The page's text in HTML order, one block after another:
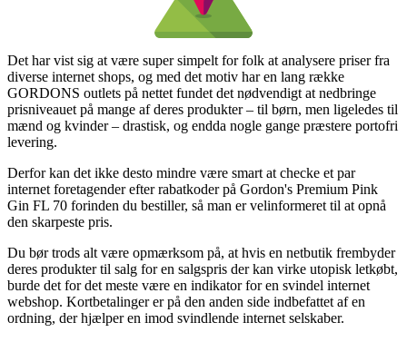
Det har vist sig at være super simpelt for folk at analysere priser fra
diverse internet shops, og med det motiv har en lang række
GORDONS outlets på nettet fundet det nødvendigt at nedbringe
prisniveauet på mange af deres produkter – til børn, men ligeledes til
mænd og kvinder – drastisk, og endda nogle gange præstere portofri
levering.
Derfor kan det ikke desto mindre være smart at checke et par
internet foretagender efter rabatkoder på Gordon's Premium Pink
Gin FL 70 forinden du bestiller, så man er velinformeret til at opnå
den skarpeste pris.
Du bør trods alt være opmærksom på, at hvis en netbutik frembyder
deres produkter til salg for en salgspris der kan virke utopisk letkøbt,
burde det for det meste være en indikator for en svindel internet
webshop. Kortbetalinger er på den anden side indbefattet af en
ordning, der hjælper en imod svindlende internet selskaber.